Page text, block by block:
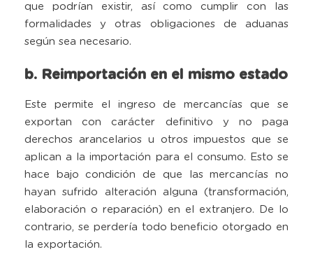
que podrían existir, así como cumplir con las
formalidades y otras obligaciones de aduanas
según sea necesario.
b. Reimportación en el mismo estado
Este permite el ingreso de mercancías que se
exportan con carácter definitivo y no paga
derechos arancelarios u otros impuestos que se
aplican a la importación para el consumo. Esto se
hace bajo condición de que las mercancías no
hayan sufrido alteración alguna (transformación,
elaboración o reparación) en el extranjero. De lo
contrario, se perdería todo beneficio otorgado en
la exportación.